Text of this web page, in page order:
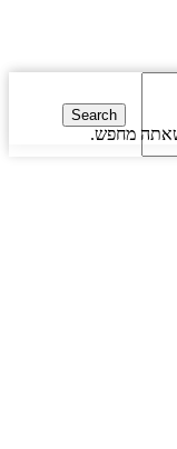
שאתה מחפש.
Search